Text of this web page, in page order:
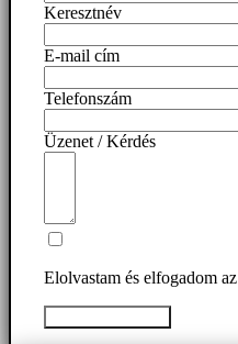
Keresztnév
E-mail cím
Telefonszám
Üzenet / Kérdés
Elolvastam és elfogadom az